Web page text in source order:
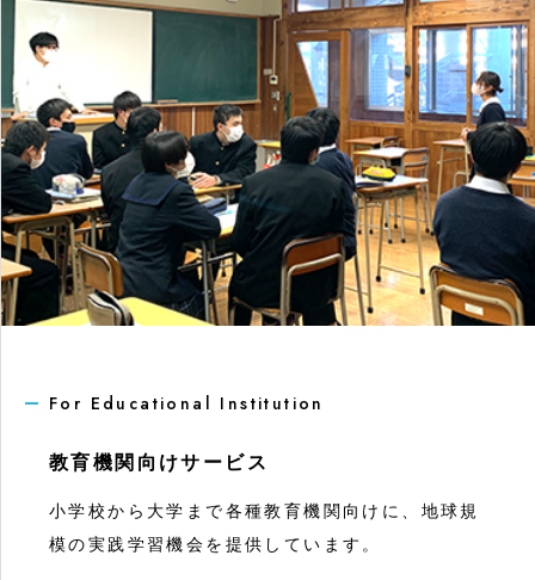
For Educational Institution
教育機関向けサービス
小学校から大学まで各種教育機関向けに、地球規
模の実践学習機会を提供しています。